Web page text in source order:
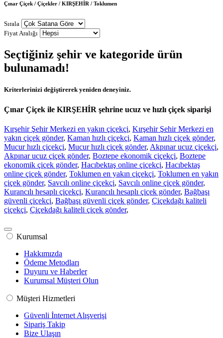
Çınar Çiçek / Çiçekler / KIRŞEHİR / Toklumen
Sırala
Fiyat Aralığı
Seçtiğiniz şehir ve kategoride ürün
bulunamadı!
Kriterlerinizi değiştirerek yeniden deneyiniz.
Çınar Çiçek ile KIRŞEHİR şehrine ucuz ve hızlı çiçek siparişi
Kırşehir Şehir Merkezi en yakın çiçekçi, Kırşehir Şehir Merkezi en
yakın çiçek gönder, Kaman hızlı çiçekçi, Kaman hızlı çiçek gönder,
Mucur hızlı çiçekçi, Mucur hızlı çiçek gönder, Akpınar ucuz çiçekçi,
Akpınar ucuz çiçek gönder, Boztepe ekonomik çiçekçi, Boztepe
ekonomik çiçek gönder, Hacıbektaş online çiçekçi, Hacıbektaş
online çiçek gönder, Toklumen en yakın çiçekçi, Toklumen en yakın
çiçek gönder, Savcılı online çiçekçi, Savcılı online çiçek gönder,
Kurancılı hesaplı çiçekçi, Kurancılı hesaplı çiçek gönder, Bağbaşı
güvenli çiçekçi, Bağbaşı güvenli çiçek gönder, Çiçekdağı kaliteli
çiçekçi, Çiçekdağı kaliteli çiçek gönder,
Kurumsal
Hakkımızda
Ödeme Metodları
Duyuru ve Haberler
Kurumsal Müşteri Olun
Müşteri Hizmetleri
Güvenli İnternet Alışverişi
Sipariş Takip
Bize Ulaşın